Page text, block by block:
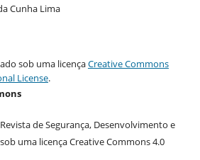
Cunha Lima
sob uma licençaCreative Commons
License.
de Segurança, Desenvolvimento e
uma licença Creative Commons 4.0